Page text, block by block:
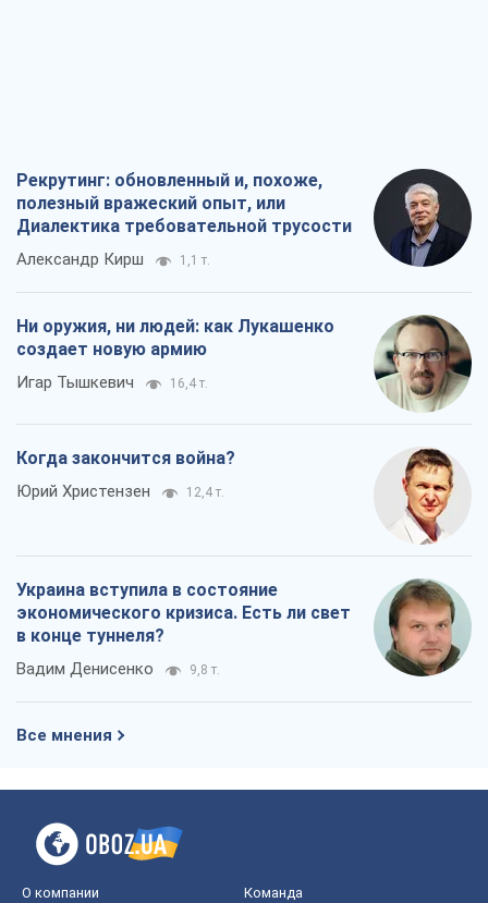
Рекрутинг: обновленный и, похоже,
полезный вражеский опыт, или
Диалектика требовательной трусости
Александр Кирш 1,1 т.
Ни оружия, ни людей: как Лукашенко
создает новую армию
Игар Тышкевич 16,4 т.
Когда закончится война?
Юрий Христензен 12,4 т.
Украина вступила в состояние
экономического кризиса. Есть ли свет
в конце туннеля?
Вадим Денисенко 9,8 т.
Все мнения
О компании Команда